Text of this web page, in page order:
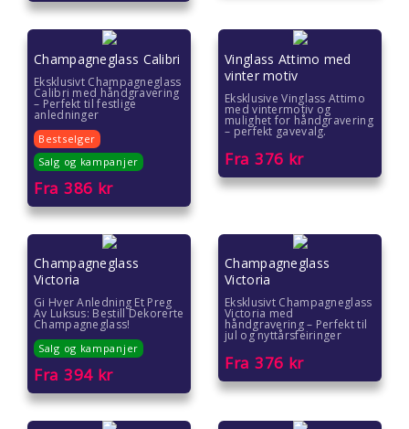
Gave til 18 åring
Gave til 20 åring
Gave til 30 åring
Gave til 40 åring
Gave til 50 åring
Gave til 60 åring
Gave til 70 åring
Farsdag gave
Eksklusive gaver
Julegavetips
Champagneglass Calibri
Eksklusivt Champagneglass
Calibri med håndgravering
– Perfekt til festlige
anledninger
Bestselger
Salg og kampanjer
Fra 386 kr
Vinglass Attimo med
vinter motiv
Eksklusive Vinglass Attimo
med vintermotiv og
mulighet for håndgravering
– perfekt gavevalg.
Fra 376 kr
Champagneglass
Victoria
Gi Hver Anledning Et Preg
Av Luksus: Bestill Dekorerte
Champagneglass!
Salg og kampanjer
Fra 394kr
Champagneglass
Victoria
Eksklusivt Champagneglass
Victoria med
håndgravering – Perfekt til
jul og nyttårsfeiringer
Fra 376 kr